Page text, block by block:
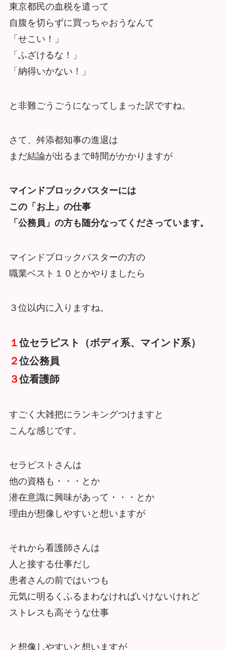
東京都民の血税を遣って
自腹を切らずに買っちゃおうなんて
「せこい！」
「ふざけるな！」
「納得いかない！」
と非難ごうごうになってしまった訳ですね。
さて、舛添都知事の進退は
まだ結論が出るまで時間がかかりますが
マインドブロックバスターには
この「お上」の仕事
「公務員」の方も随分なってくださっています。
マインドブロックバスターの方の
職業ベスト１０とかやりましたら
３位以内に入りますね。
１位セラピスト（ボディ系、マインド系）
２位公務員
３位看護師
すごく大雑把にランキングつけますと
こんな感じです。
セラピストさんは
他の資格も・・・とか
潜在意識に興味があって・・・とか
理由が想像しやすいと想いますが
それから看護師さんは
人と接する仕事だし
患者さんの前ではいつも
元気に明るくふるまわなければいけないけれど
ストレスも高そうな仕事
と想像しやすいと想いますが